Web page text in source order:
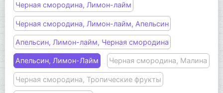
Черная смородина, Лимон-лайм
Черная смородина, Лимон-лайм, Апельсин
Апельсин, Лимон-лайм, Черная смородина
Апельсин, Лимон-Лайм Черная смородина, Малина
Черная смородина, Тропические фрукты